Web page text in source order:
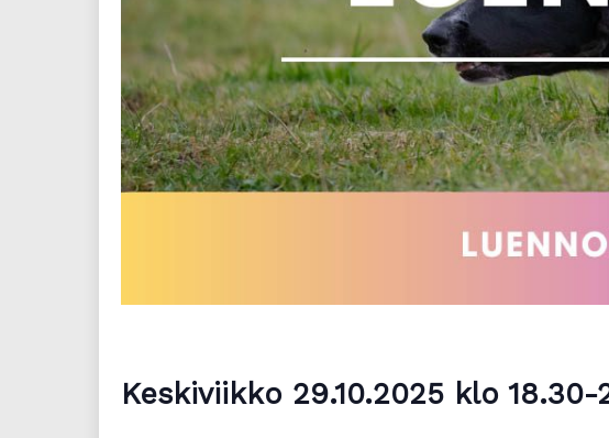
Keskiviikko 29.10.2025 klo